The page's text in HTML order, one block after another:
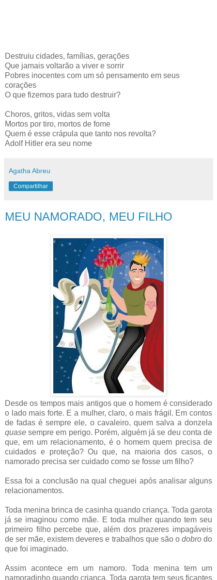
Destruiu cidades, famílias, gerações
Que jamais voltarão a viver e sorrir
Pobres inocentes com um só pensamento em seus
corações
O que fizemos para tudo destruir?
Choros, gritos, vidas sem volta
Mortos por tiro, mortos de fome
Quem é esse crápula que tanto nos revolta?
Adolf Hitler era seu nome
Agatha Abreu
Compartilhar
MEU NAMORADO, MEU FILHO
Desde os tempos mais antigos que o homem é considerado
o lado mais forte. E a mulher, claro, o mais frágil. Em contos
de fadas é sempre ele, o cavaleiro, quem salva a donzela
quase sempre em perigo. Porém, alguém já se deu conta de
que, em um relacionamento, é o homem quem precisa de
cuidados e proteção? Ou que, na maioria dos casos, o
namorado precisa ser cuidado como se fosse um filho?
Essa foi a conclusão na qual cheguei após analisar alguns
relacionamentos.
Toda menina brinca de casinha quando criança. Toda garota
já se imaginou como mãe. E toda mulher quando tem seu
primeiro filho percebe que, além dos prazeres impagáveis
de ser mãe, existem deveres e trabalhos que são o dobrodo
que foi imaginado.
Assim acontece em um namoro. Toda menina tem um
namoradinho quando criança. Toda garota tem seus ficantes